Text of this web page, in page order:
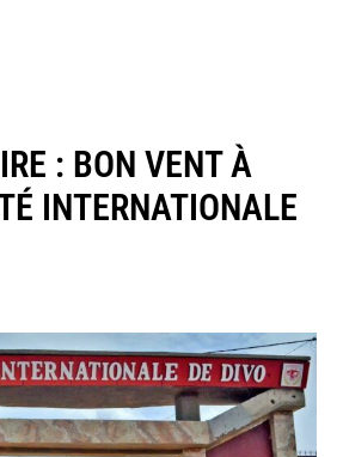
: BON VENT À
INTERNATIONALE